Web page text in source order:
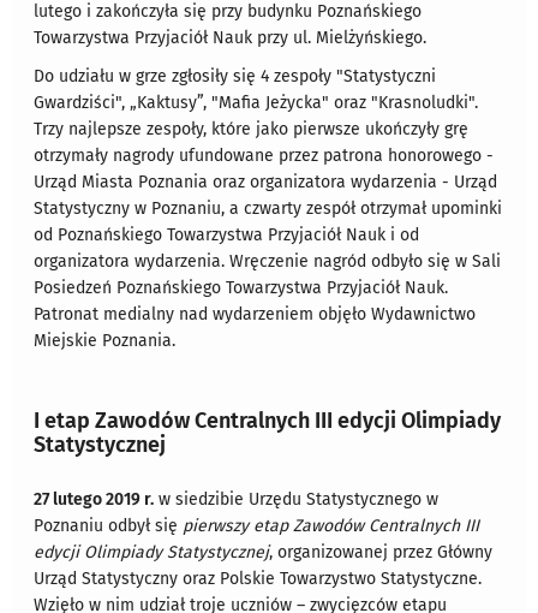
lutego i zakończyła się przy budynku Poznańskiego
Towarzystwa Przyjaciół Nauk przy ul. Mielżyńskiego.
Do udziału w grze zgłosiły się 4 zespoły "Statystyczni
Gwardziści", „Kaktusy”, "Mafia Jeżycka" oraz "Krasnoludki".
Trzy najlepsze zespoły, które jako pierwsze ukończyły grę
otrzymały nagrody ufundowane przez patrona honorowego -
Urząd Miasta Poznania oraz organizatora wydarzenia - Urząd
Statystyczny w Poznaniu, a czwarty zespół otrzymał upominki
od Poznańskiego Towarzystwa Przyjaciół Nauk i od
organizatora wydarzenia. Wręczenie nagród odbyło się w Sali
Posiedzeń Poznańskiego Towarzystwa Przyjaciół Nauk.
Patronat medialny nad wydarzeniem objęło Wydawnictwo
Miejskie Poznania.
I etap Zawodów Centralnych III edycji Olimpiady
Statystycznej
27 lutego 2019 r. w siedzibie Urzędu Statystycznego w
Poznaniu odbył się pierwszy etap Zawodów Centralnych III
edycji Olimpiady Statystycznej, organizowanej przez Główny
Urząd Statystyczny oraz Polskie Towarzystwo Statystyczne.
Wzięło w nim udział troje uczniów – zwycięzców etapu